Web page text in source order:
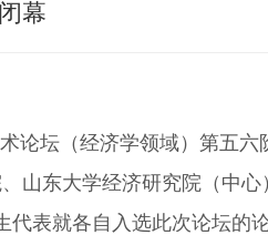
幕
论坛（经济学领域）第五
山东大学经济研究院（中
表就各自入选此次论坛的